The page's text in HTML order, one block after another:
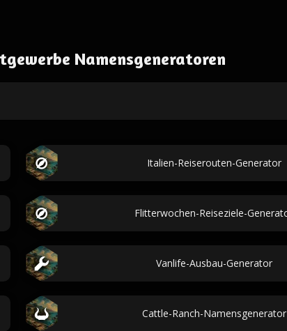
Namensgeneratoren
Italien-Reiserouten-Generator
Flitterwochen-Reiseziele-
Vanlife-Ausbau-Generator
Cattle-Ranch-Namensgenerator